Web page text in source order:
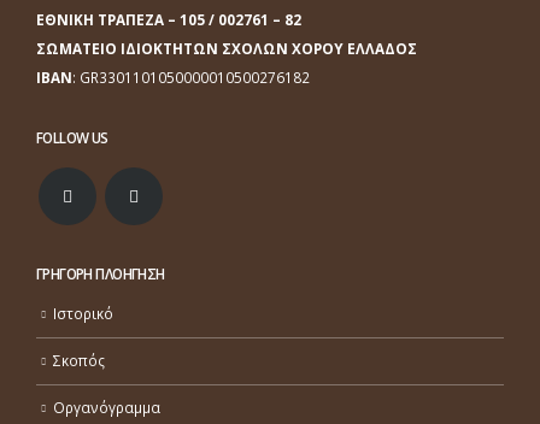
ΕΘΝΙΚΗ ΤΡΑΠΕΖΑ – 105 / 002761 – 82
ΣΩΜΑΤΕΙΟ ΙΔΙΟΚΤΗΤΩΝ ΣΧΟΛΩΝ ΧΟΡΟΥ ΕΛΛΑΔΟΣ
ΙΒΑΝ: GR3301101050000010500276182
FOLLOW US
ΓΡΗΓΟΡΗ ΠΛΟΗΓΗΣΗ
Ιστορικό
Σκοπός
Οργανόγραμμα